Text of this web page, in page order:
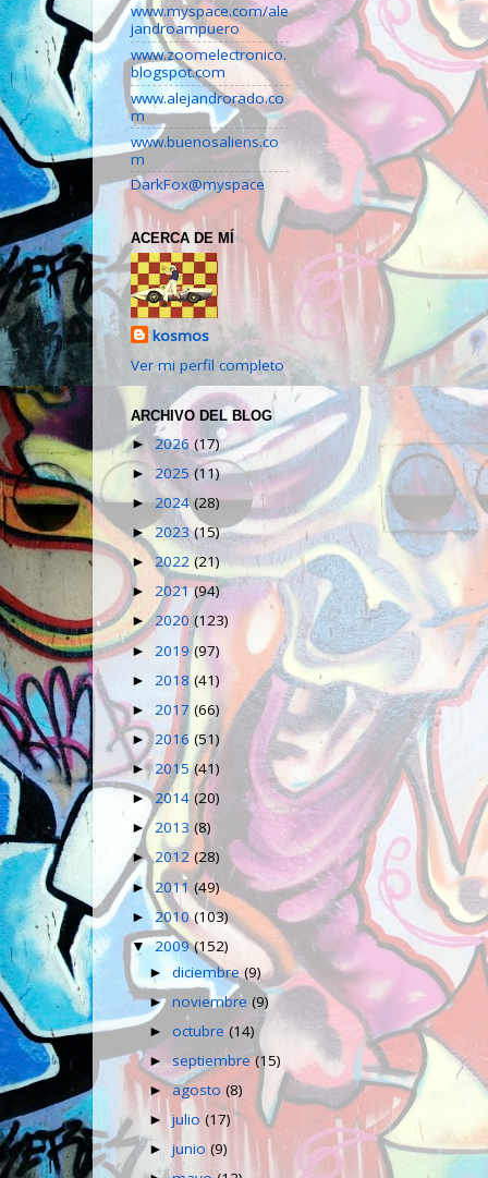
www.myspace.com/ale
jandroampuero
www.zoomelectronico.
blogspot.com
www.alejandrorado.co
m
www.buenosaliens.co
m
DarkFox@myspace
ACERCA DE MÍ
kosmos
Ver mi perfil completo
ARCHIVO DEL BLOG
► 2026(17)
► 2025(11)
► 2024(28)
► 2023(15)
►2022(21)
► 2021(94)
►2020(123)
► 2019(97)
► 2018 (41)
► 2017 (66)
► 2016 (51)
►2015(41)
►2014 (20)
► 2013 (8)
►2012(28)
►2011 (49)
► 2010(103)
▼2009(152)
►diciembre(9)
►noviembre(9)
►octubre(14)
►septiembre(15)
►agosto(8)
►julio(17)
►junio(9)